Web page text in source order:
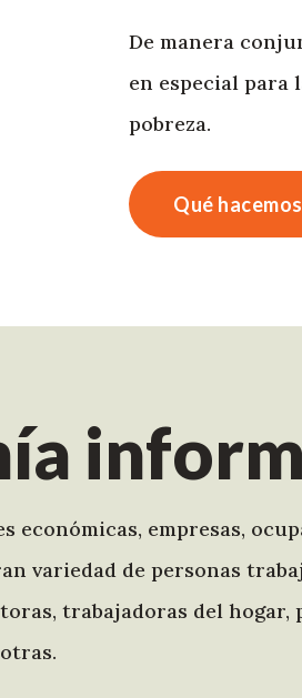
De manera
en especial para
pobreza.
Qué hacemos
empresas,
variedad de personas
trabajadoras del